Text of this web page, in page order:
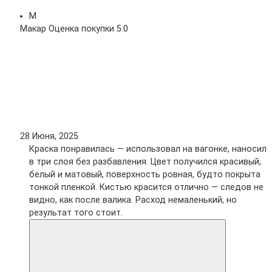
М
Макар Оценка покупки 5.0
28 Июня, 2025
Краска понравилась — использовал на вагонке, наносил
в три слоя без разбавления. Цвет получился красивый,
белый и матовый, поверхность ровная, будто покрыта
тонкой пленкой. Кистью красится отлично — следов не
видно, как после валика. Расход немаленький, но
результат того стоит.